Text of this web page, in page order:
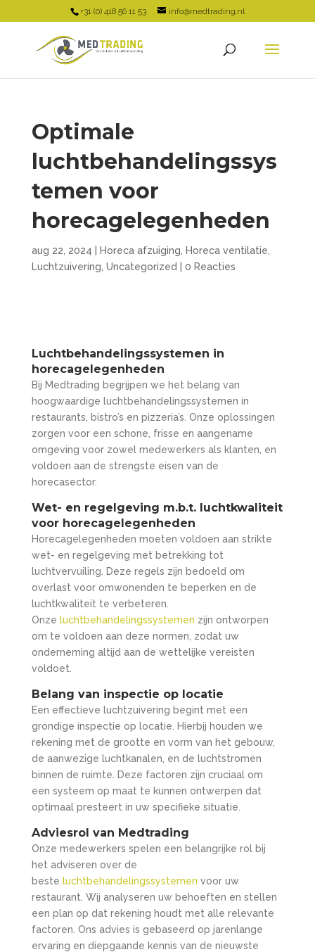
+31 (0) 418 56 11 53 info@medtrading.nl
Optimale
luchtbehandelingssys
temen voor
horecagelegenheden
aug 22, 2024 Horeca afzuiging Horeca ventilatie
Luchtzuivering Uncategorized 0 Reacties
Luchtbehandelingssystemen in
horecagelegenheden
Bij Medtrading begrijpen we het belang van
hoogwaardige luchtbehandelingssystemen in
restaurants, bistro’s en pizzeria’s. Onze oplossingen
zorgen voor een schone, frisse en aangename
omgeving voor zowel medewerkers als klanten, en
voldoen aan de strengste eisen van de
horecasector.
Wet- en regelgeving m.b.t. luchtkwaliteit
voor horecagelegenheden
Horecagelegenheden moeten voldoen aan strikte
wet- en regelgeving met betrekking tot
luchtvervuiling. Deze regels zijn bedoeld om
overlast voor omwonenden te beperken en de
luchtkwaliteit te verbeteren.
Onze luchtbehandelingssystemen zijn ontworpen
om te voldoen aan deze normen, zodat uw
onderneming altijd aan de wettelijke vereisten
voldoet.
Belang van inspectie op locatie
Een effectieve luchtzuivering begint met een
grondige inspectie op locatie. Hierbij houden we
rekening met de grootte en vorm van het gebouw,
de aanwezige luchtkanalen, en de luchtstromen
binnen de ruimte. Deze factoren zijn cruciaal om
een systeem op maat te kunnen ontwerpen dat
optimaal presteert in uw specifieke situatie.
Adviesrol van Medtrading
Onze medewerkers spelen een belangrijke rol bij
het adviseren over de
beste luchtbehandelingssystemen voor uw
restaurant. Wij analyseren uw behoeften en stellen
een plan op dat rekening houdt met alle relevante
factoren. Ons advies is gebaseerd op jarenlange
ervaring en diepgaande kennis van de nieuwste